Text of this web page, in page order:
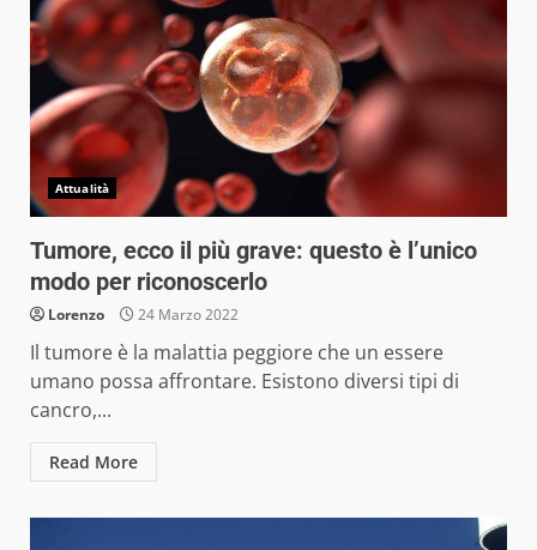
Attualità
Tumore, ecco il più grave: questo è l’unico
modo per riconoscerlo
Lorenzo 24 Marzo 2022
Il tumore è la malattia peggiore che un essere
umano possa affrontare. Esistono diversi tipi di
cancro,...
Read More